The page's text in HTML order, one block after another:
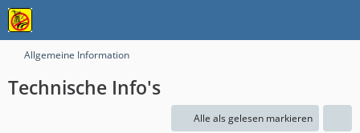
Allgemeine Information
Technische Info's
Alle als gelesen markieren